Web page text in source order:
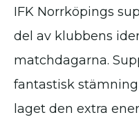
IFK Norrköpings
del av klubbens
matchdagarna.
fantastisk
laget den extra